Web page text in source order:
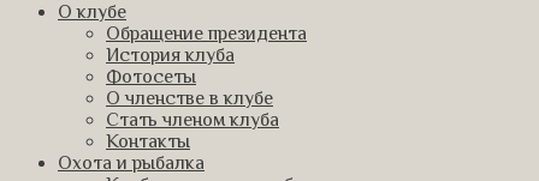
О клубе
Обращение президента
История клуба
Фотосеты
О членстве в клубе
Стать членом клуба
Контакты
Охота и рыбалка